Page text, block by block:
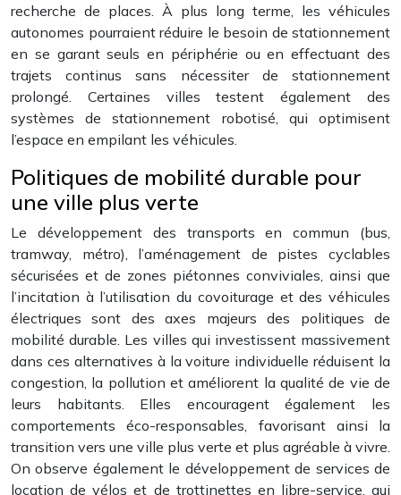
recherche de places. À plus long terme, les véhicules
autonomes pourraient réduire le besoin de stationnement
en se garant seuls en périphérie ou en effectuant des
trajets continus sans nécessiter de stationnement
prolongé. Certaines villes testent également des
systèmes de stationnement robotisé, qui optimisent
l’espace en empilant les véhicules.
Politiques de mobilité durable pour
une ville plus verte
Le développement des transports en commun (bus,
tramway, métro), l’aménagement de pistes cyclables
sécurisées et de zones piétonnes conviviales, ainsi que
l’incitation à l’utilisation du covoiturage et des véhicules
électriques sont des axes majeurs des politiques de
mobilité durable. Les villes qui investissent massivement
dans ces alternatives à la voiture individuelle réduisent la
congestion, la pollution et améliorent la qualité de vie de
leurs habitants. Elles encouragent également les
comportements éco-responsables, favorisant ainsi la
transition vers une ville plus verte et plus agréable à vivre.
On observe également le développement de services de
location de vélos et de trottinettes en libre-service, qui